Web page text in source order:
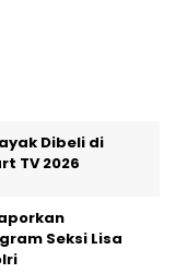
Dibeli di
TV 2026
Seksi Lisa